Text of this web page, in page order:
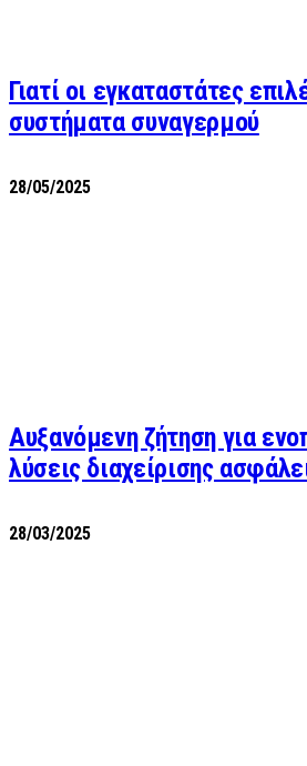
Γιατί οι εγκαταστάτες
συστήματα συναγερμού
28/05/2025
Αυξανόμενη ζήτηση για
λύσεις διαχείρισης
28/03/2025